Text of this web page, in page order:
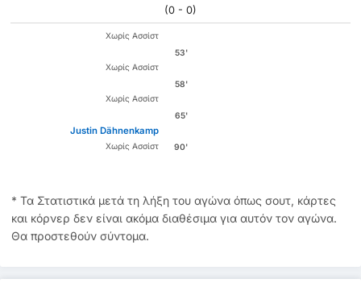
(0 - 0)
Χωρίς Ασσίστ
53'
Χωρίς Ασσίστ
58'
Χωρίς Ασσίστ
65'
Justin Dähnenkamp
Χωρίς Ασσίστ 90'
* Τα Στατιστικά μετά τη λήξη του αγώνα όπως σουτ, κάρτες
και κόρνερ δεν είναι ακόμα διαθέσιμα για αυτόν τον αγώνα.
Θα προστεθούν σύντομα.